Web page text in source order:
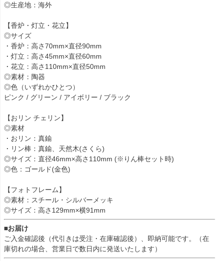
◎生産地：海外
【香炉・灯立・花立】
◎サイズ
・香炉：高さ70mm×直径90mm
・灯立：高さ45mm×直径60mm
・花立：高さ110mm×直径50mm
◎素材：陶器
◎色（いずれかひとつ）
ピンク / グリーン / アイボリー / ブラック
【おリン チェリン】
◎素材
・おリン：真鍮
・リン棒：真鍮、天然木(さくら)
◎サイズ：直径46mm×高さ110mm (※りん棒セット時)
◎色：ゴールド(金色)
【フォトフレーム】
◎素材：スチール・シルバーメッキ
◎サイズ：高さ129mm×横91mm
■お届け
ご入金確認後（代引きは受注・在庫確認後）、即納可能です。（在
庫切れの場合、営業日で数日内に発送いたします）